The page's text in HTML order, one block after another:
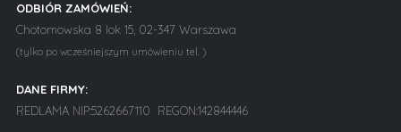
ODBIÓR ZAMÓWIEŃ:
Chotomowska 8 lok 15, 02-347 Warszawa
(tylko po wcześniejszym umówieniu tel. )
DANE FIRMY:
REDLAMA NIP:5262667110 REGON:142844446